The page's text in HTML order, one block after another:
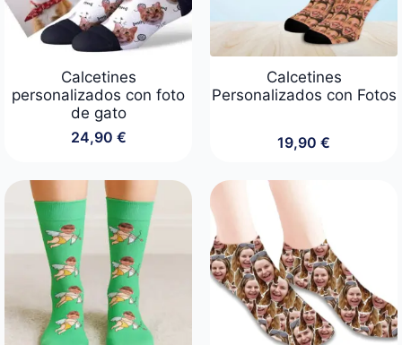
Calcetines
personalizados con foto
de gato
24,90 €
Calcetines
Personalizados con Fotos
19,90 €